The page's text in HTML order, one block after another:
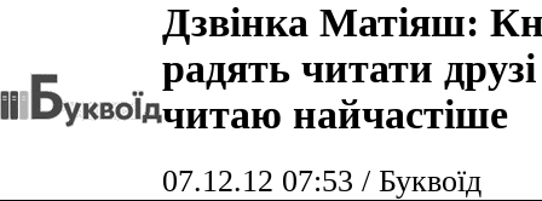
Дзвінка Матіяш:
радять читати
читаю найчастіше
07.12.12 07:53 / Буквоїд